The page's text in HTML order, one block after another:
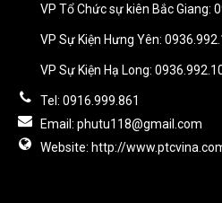
VP Tổ Chức sự kiên Bắc Giang:
VP Sự Kiện Hưng Yên:
VP Sự Kiện Hạ Long:
Tel: 0916.999.861
Email: phutu118@gmail.com
Website: http://